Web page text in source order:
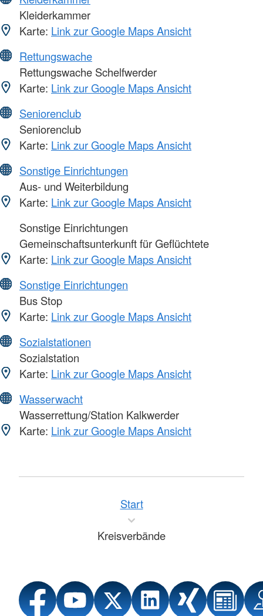
Kleiderkammer
Karte: Link zur Google Maps Ansicht
Rettungswache
Rettungswache Schelfwerder
Karte: Link zur Google Maps Ansicht
Seniorenclub
Seniorenclub
Karte: Link zur Google Maps Ansicht
Sonstige Einrichtungen
Aus- und Weiterbildung
Karte: Link zur Google Maps Ansicht
Sonstige Einrichtungen
Gemeinschaftsunterkunft für Geflüchtete
Karte: Link zur Google Maps Ansicht
Sonstige Einrichtungen
Bus Stop
Karte: Link zur Google Maps Ansicht
Sozialstationen
Sozialstation
Karte: Link zur Google Maps Ansicht
Wasserwacht
Wasserrettung/Station Kalkwerder
Karte: Link zur Google Maps Ansicht
Start
Kreisverbände